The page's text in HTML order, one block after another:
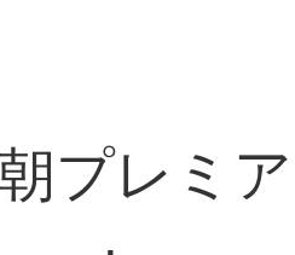
朝プレミ